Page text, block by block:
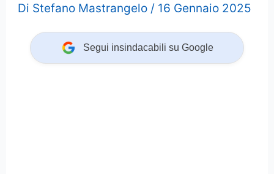
Di Stefano Mastrangelo / 16 Gennaio 2025
Segui insindacabili su Google